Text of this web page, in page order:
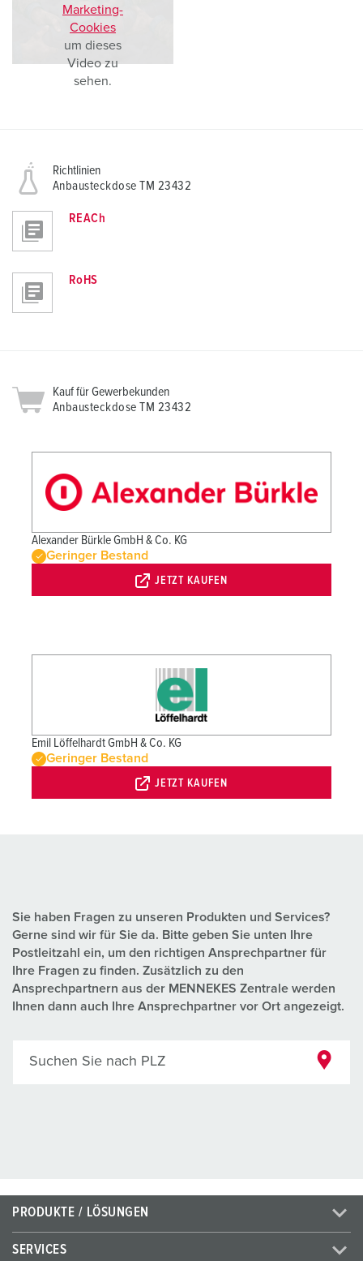
Marketing-
Cookies
um dieses
Video zu
sehen.
Richtlinien
Anbausteckdose TM 23432
REACh
RoHS
Kauf für Gewerbekunden
Anbausteckdose TM 23432
Alexander Bürkle GmbH & Co. KG
Geringer Bestand
JETZT KAUFEN
Emil Löffelhardt GmbH & Co. KG
Geringer Bestand
JETZT KAUFEN
Sie haben Fragen zu unseren Produkten und Services?
Gerne sind wir für Sie da. Bitte geben Sie unten Ihre
Postleitzahl ein, um den richtigen Ansprechpartner für
Ihre Fragen zu finden. Zusätzlich zu den
Ansprechpartnern aus der MENNEKES Zentrale werden
Ihnen dann auch Ihre Ansprechpartner vor Ort angezeigt.
Suchen Sie nach PLZ
PRODUKTE / LÖSUNGEN
SERVICES